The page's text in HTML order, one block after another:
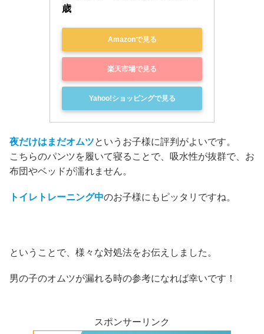
歳
Amazonで見る
楽天市場で見る
Yahoo!ショッピングで見る
夜だけはまだオムツというお子様に評判がよいです。
こちらのパンツを履いて寝ることで、吸水性が抜群で、お
布団やベッドが濡れません。
トイレトレーニング中のお子様にもピッタリですね。
ということで、様々な対処法をお伝えしました。
男の子のオムツが漏れる時の参考になれば幸いです！
スポンサーリンク